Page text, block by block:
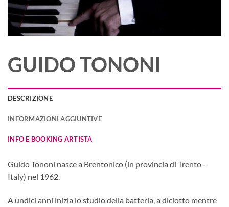
GUIDO TONONI
DESCRIZIONE
INFORMAZIONI AGGIUNTIVE
INFO E BOOKING ARTISTA
Guido Tononi nasce a Brentonico (in provincia di Trento –
Italy) nel 1962.
A undici anni inizia lo studio della batteria, a diciotto mentre